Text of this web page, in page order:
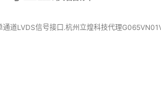
道LVDS信号接口.杭州立煌科技代理